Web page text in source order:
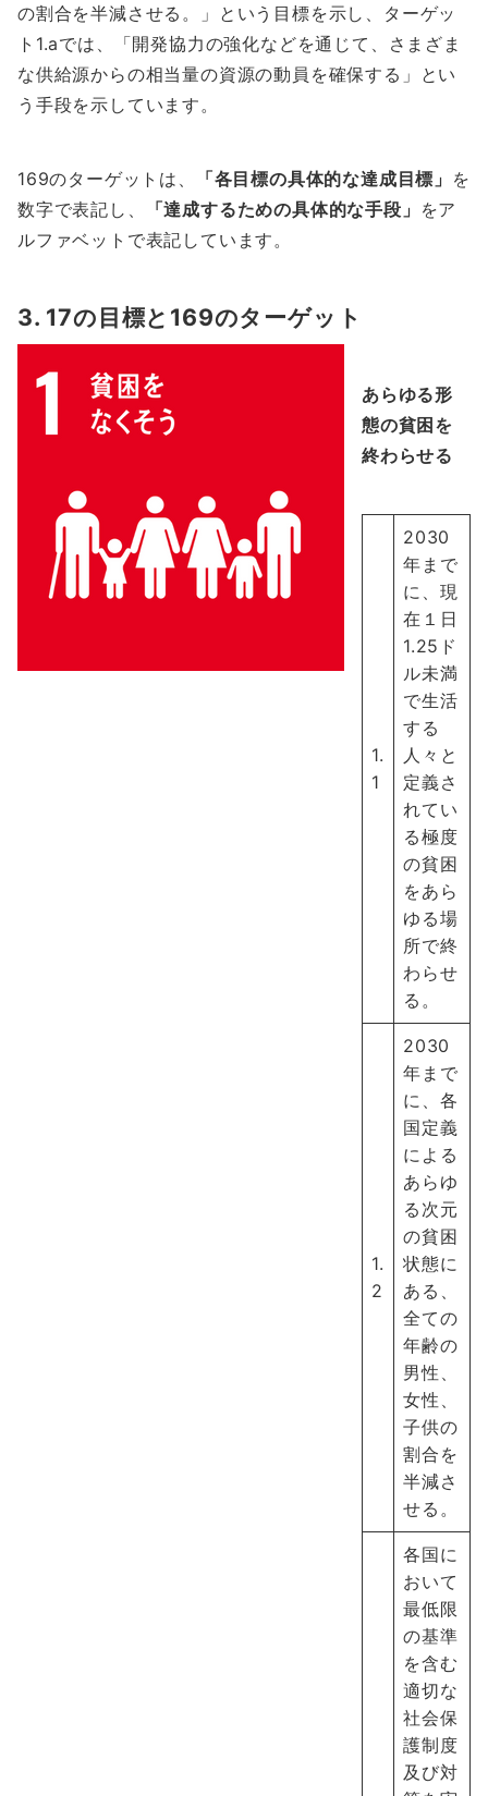
の割合を半減させる。」という目標を示し、ターゲッ
ト1.aでは、「開発協力の強化などを通じて、さまざま
な供給源からの相当量の資源の動員を確保する」とい
う手段を示しています。
169のターゲットは、 「各目標の具体的な達成目標」 を
数字で表記し、
「達成するための具体的な手段」 をア
ルファベットで表記しています。
3. 17の目標と169のターゲット
あらゆる形
態の貧困を
終わらせる
1.
1
2030
年まで
に、現
在１日
1.25ド
ル未満
で生活
する
人々と
定義さ
れてい
る極度
の貧困
をあら
ゆる場
所で終
わらせ
る。
1.
2
2030
年まで
に、各
国定義
による
あらゆ
る次元
の貧困
状態に
ある、
全ての
年齢の
男性、
女性、
子供の
割合を
半減さ
せる。
各国に
おいて
最低限
の基準
を含む
適切な
社会保
護制度
及び対